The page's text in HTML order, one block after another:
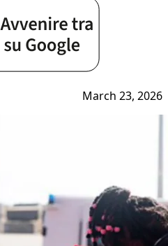
March 23, 2026